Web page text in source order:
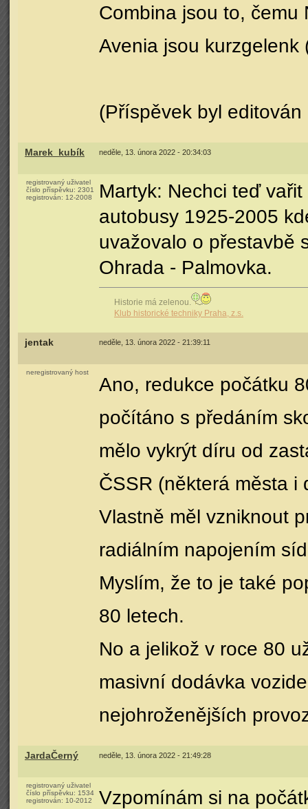
Combina jsou to, čemu
Avenia jsou
(Příspěvek byl
Marek_kubík neděle, 13. února 2022 - 20:34:03
registrovaný uživatel
číslo příspěvku: 2301
registrován: 12-2008
Martyk: Nechci teď
autobusy 1925-2005
uvažovalo o přestavbě
Ohrada - Palmovka.
Historie má zelenou.
Klub historické techniky Praha, z.s.
jentak neděle, 13. února 2022 - 21:39:11
neregistrovaný host
Ano, redukce počátku
počítáno s předáním
mělo vykrýt díru od
ČSSR (některá města i
Vlastně měl vzniknout
radiálním napojením
Myslím, že to je také
80 letech.
No a jelikož v roce 80
masivní dodávka
nejohroženějších
JardaČerný neděle, 13. února 2022 - 21:49:28
registrovaný uživatel
číslo příspěvku: 1534
registrován: 10-2012
Vzpomínám si na